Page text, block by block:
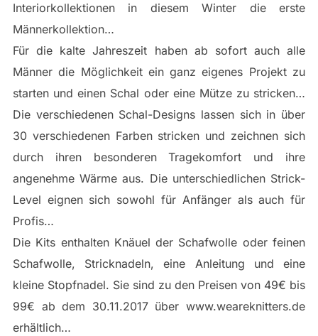
Interiorkollektionen in diesem Winter die erste
Männerkollektion…
Für die kalte Jahreszeit haben ab sofort auch alle
Männer die Möglichkeit ein ganz eigenes Projekt zu
starten und einen Schal oder eine Mütze zu stricken…
Die verschiedenen Schal-Designs lassen sich in über
30 verschiedenen Farben stricken und zeichnen sich
durch ihren besonderen Tragekomfort und ihre
angenehme Wärme aus. Die unterschiedlichen Strick-
Level eignen sich sowohl für Anfänger als auch für
Profis…
Die Kits enthalten Knäuel der Schafwolle oder feinen
Schafwolle, Stricknadeln, eine Anleitung und eine
kleine Stopfnadel. Sie sind zu den Preisen von 49€ bis
99€ ab dem 30.11.2017 über www.weareknitters.de
erhältlich…